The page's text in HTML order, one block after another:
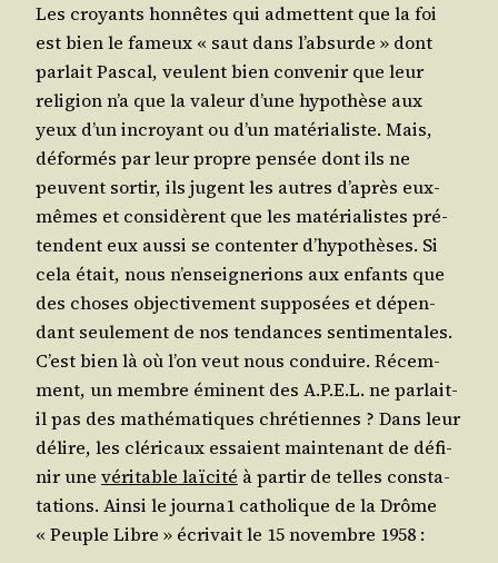
Les croyants hon­nêtes qui admettent que la foi
est bien le fameux « saut dans l’ab­surde » dont
par­lait Pas­cal, veulent bien conve­nir que leur
reli­gion n’a que la valeur d’une hypo­thèse aux
yeux d’un incroyant ou d’un maté­ria­liste. Mais,
défor­més par leur propre pen­sée dont ils ne
peuvent sor­tir, ils jugent les autres d’a­près eux-
mêmes et consi­dèrent que les maté­ria­listes pré­
tendent eux aus­si se conten­ter d’hy­po­thèses. Si
cela était, nous n’en­sei­gne­rions aux enfants que
des choses objec­ti­ve­ment sup­po­sées et dépen­
dant seule­ment de nos ten­dances sen­ti­men­tales.
C’est bien là où l’on veut nous conduire. Récem­
ment, un membre émi­nent des A.P.E.L. ne par­lait-
il pas des mathé­ma­tiques chré­tiennes ? Dans leur
délire, les clé­ri­caux essaient main­te­nant de défi­
nir une véri­table laï­ci­té à par­tir de telles consta­
ta­tions. Ain­si le journa1 catho­lique de la Drôme
« Peuple Libre » écri­vait le 15 novembre 1958 :